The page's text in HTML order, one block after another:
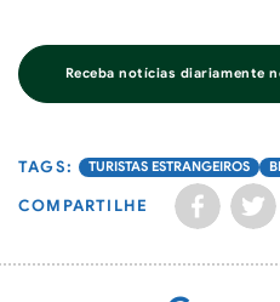
Receba notícias diariamente
TURISTAS ESTRANGEIROS
COMPARTILHE